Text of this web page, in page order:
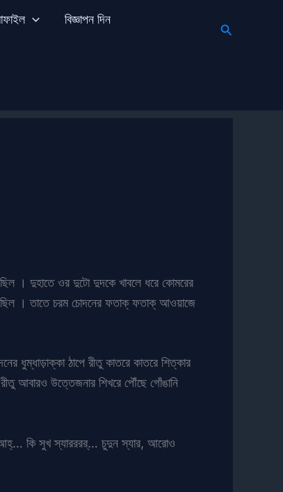
বিজ্ঞাপন দিন
Search
। দুহাতে ওর দুটো দুদকে খাবলে ধরে কোমরের
। তাতে চরম চোদনের ফতাক্ ফতাক্ আওয়াজে
ধুম্ধাড়াক্কা ঠাপে রীতু কাতরে কাতরে শিত্কার
আবারও উত্তেজনার শিখরে পৌঁছে গোঁঙানি
কি সুখ স্যারররর্… চুদুন স্যার, আরোও